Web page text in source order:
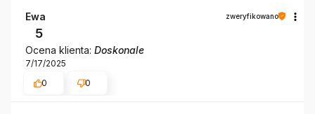
Ewa zweryfikowano
5
Ocena klienta: Doskonale
7/17/2025
0
0